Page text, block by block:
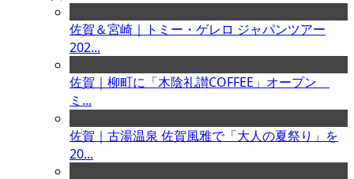
佐賀＆宮崎｜トミー・ゲレロ ジャパンツアー
202...
佐賀｜柳町に「木陰礼讃COFFEE」オープン
ミ...
佐賀｜古湯温泉 佐賀風雅で「大人の夏祭り」を
20...